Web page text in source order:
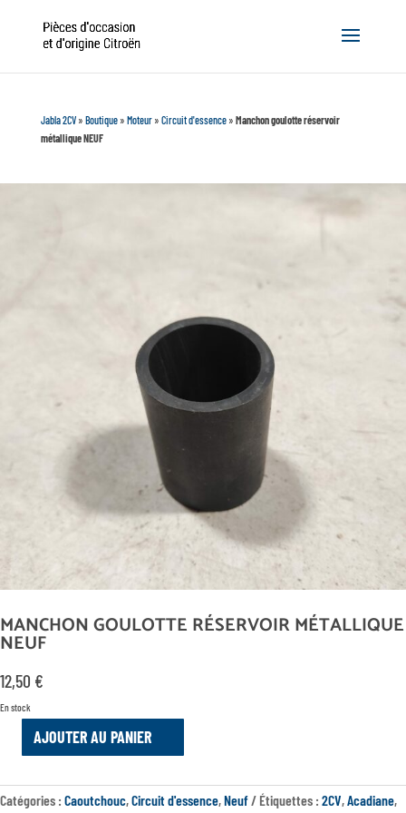
Jabla 2CV» Boutique» Moteur» Circuit d'essence» Manchon goulotte réservoir
métallique NEUF
MANCHON GOULOTTE RÉSERVOIR MÉTALLIQUE
NEUF
12,50 €
En stock
QUANTITÉ
GOULOTTE
AJOUTER AU PANIER
Catégories : Caoutchouc,Circuit d'essence,Neuf Étiquettes : 2CV,Acadiane,